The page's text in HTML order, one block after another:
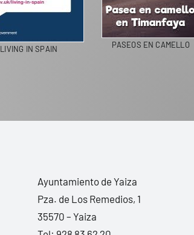
LIVING IN SPAIN PASEOS EN CAMELLO
Ayuntamiento de Yaiza
Pza. de Los Remedios, 1
35570 – Yaiza